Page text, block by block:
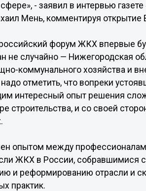
- заявил в интервью
Мень, комментируя открытие
форум ЖКХ впервые
не случайно — Нижегородская
коммунального хозяйства и
отметить, что вопреки
интересный опыт решения
строительства, и со своей
опытом между
ЖКХ в России, собравшимися
и реформированию отрасли и
практик.